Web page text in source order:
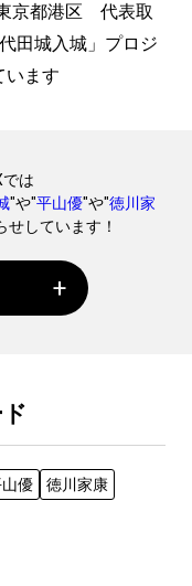
京都港区 代表取
田城入城」プロジ
います
では
"や"平山優"や"徳川家
せしています！
優
徳川家康